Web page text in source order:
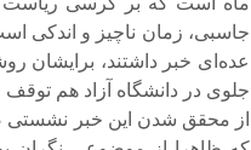
جاسبی، زمان ناچیز و اندکی
عده‌ای خبر داشتند، برایشان
جلوی در دانشگاه آزاد هم
از محقق شدن این خبر نشستی